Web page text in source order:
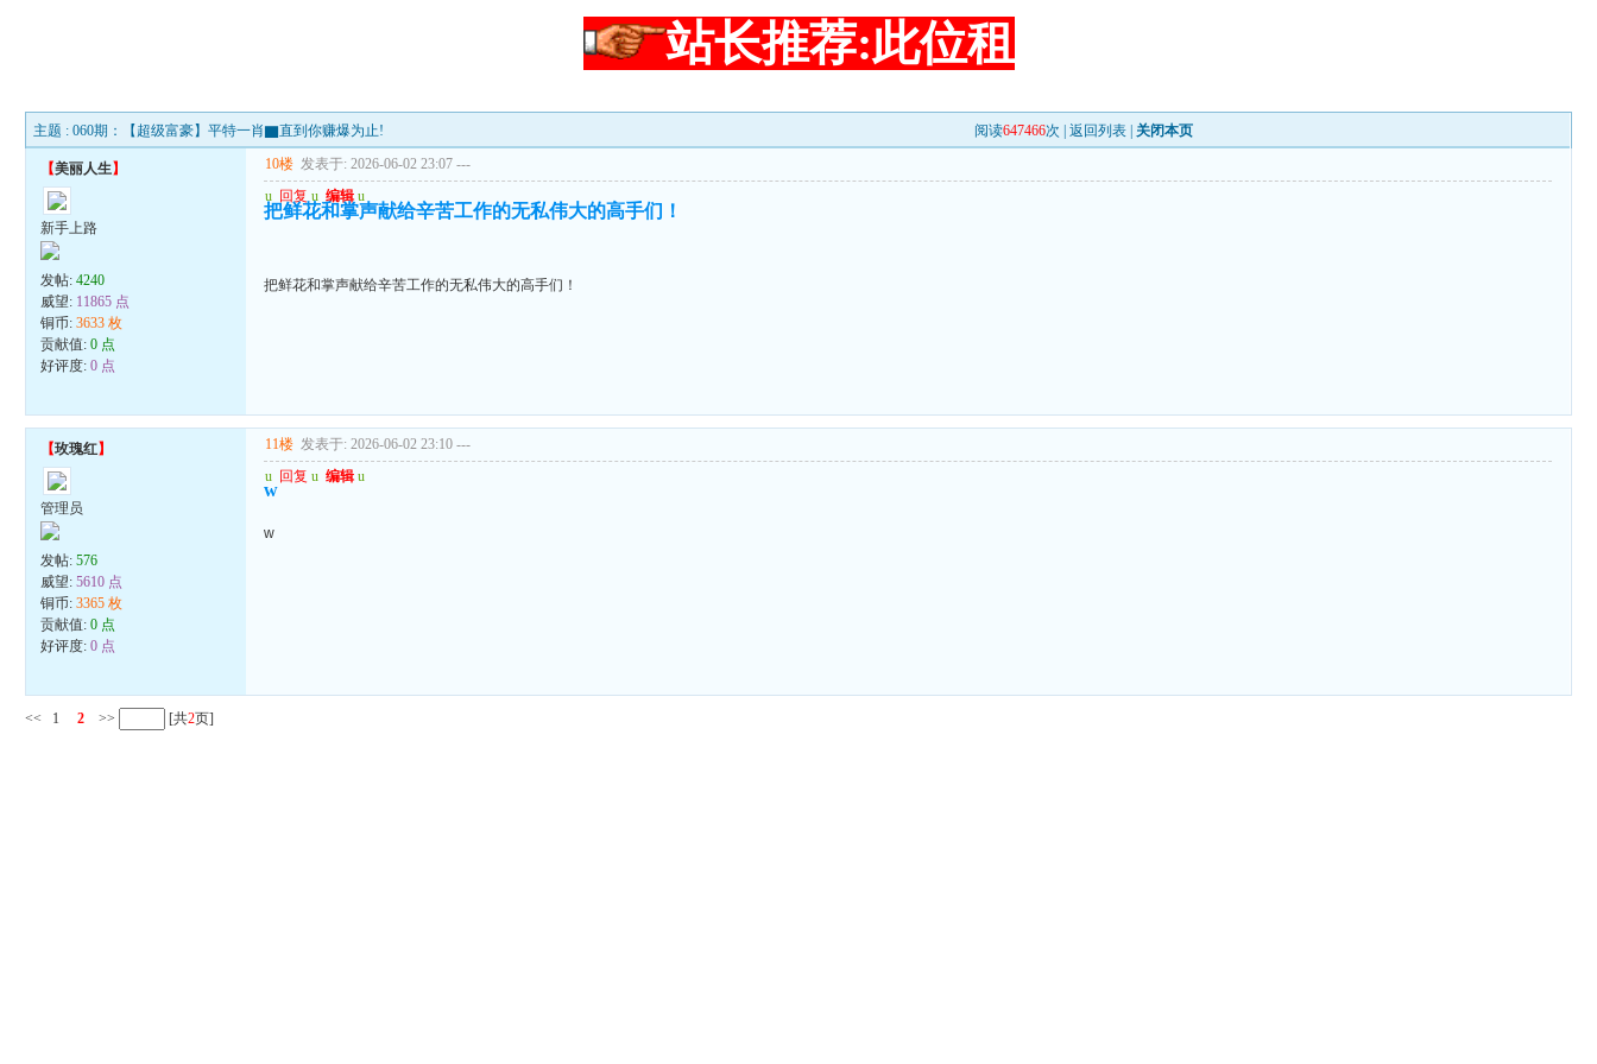
站长推荐:此位租
主题 : 060期：【超级富豪】平特一肖▇直到你赚爆为止! 阅读647466次 |返回列表 关闭本页
【美丽人生】
新手上路
发帖:4240
威望: 11865 点
铜币:3633 枚
贡献值:0 点
好评度:0 点
10楼 发表于: 2026-06-02 23:07 ---
u 回复 u 编辑 u
把鲜花和掌声献给辛苦工作的无私伟大的高手们！
把鲜花和掌声献给辛苦工作的无私伟大的高手们！
【玫瑰红】
管理员
发帖:576
威望:5610 点
铜币:3365 枚
贡献值:0 点
好评度:0 点
11楼 发表于: 2026-06-02 23:10 ---
u 回复 u 编辑 u
w
w
<< 1 2 >> [共2页]